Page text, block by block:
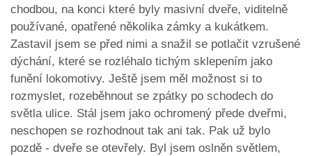
chodbou, na konci které byly masivní dveře, viditelně
používané, opatřené několika zámky a kukátkem.
Zastavil jsem se před nimi a snažil se potlačit vzrušené
dýchání, které se rozléhalo tichým sklepením jako
funění lokomotivy. Ještě jsem měl možnost si to
rozmyslet, rozeběhnout se zpátky po schodech do
světla ulice. Stál jsem jako ochromený přede dveřmi,
neschopen se rozhodnout tak ani tak. Pak už bylo
pozdě - dveře se otevřely. Byl jsem oslněn světlem,